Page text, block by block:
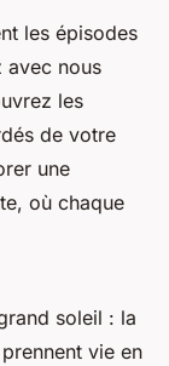
les épisodes
avec nous
les
de votre
une
où chaque
soleil : la
vie en